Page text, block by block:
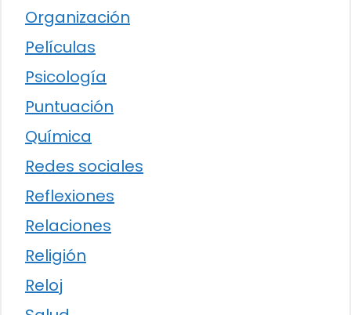
Organización
Películas
Psicología
Puntuación
Química
Redes sociales
Reflexiones
Relaciones
Religión
Reloj